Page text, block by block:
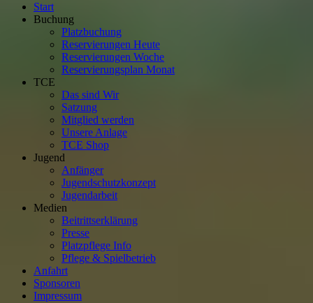
Start
Buchung
Platzbuchung
Reservierungen Heute
Reservierungen Woche
Reservierungsplan Monat
TCE
Das sind Wir
Satzung
Mitglied werden
Unsere Anlage
TCE Shop
Jugend
Anfänger
Jugendschutzkonzept
Jugendarbeit
Medien
Beitrittserklärung
Presse
Platzpflege Info
Pflege & Spielbetrieb
Anfahrt
Sponsoren
Impressum